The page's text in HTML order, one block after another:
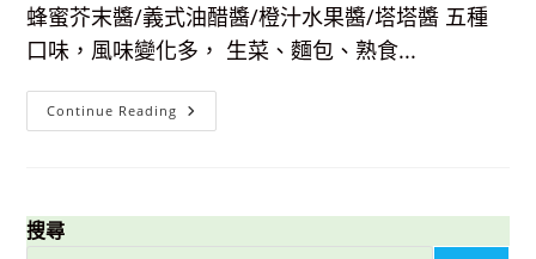
蜂蜜芥末醬/義式油醋醬/橙汁水果醬/塔塔醬 五種
口味，風味變化多， 生菜、麵包、熟食...
Continue Reading 【簡
易
香
搜尋